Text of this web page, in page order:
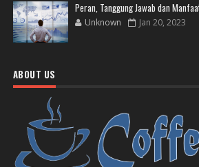
Peran, Tanggung Jawab dan
Unknown Jan 20, 2023
ABOUT US